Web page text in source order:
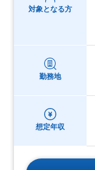
対象となる方
勤務地
想定年収